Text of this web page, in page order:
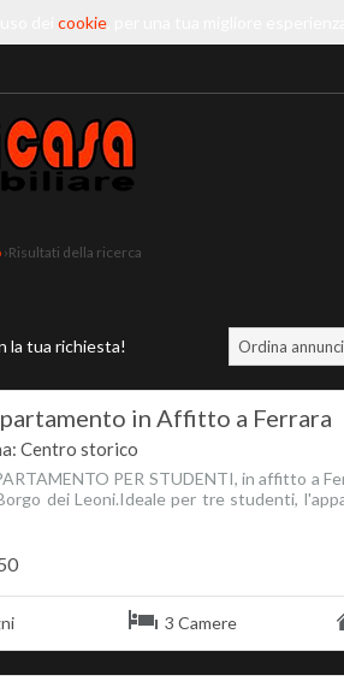
cookie
›Risultati della ricerca
la tua richiesta! Ordina annunci
in Affitto a Ferrara
Centro storico
PER STUDENTI, in affitto a
dei Leoni.Ideale per tre studenti,
3 Camere